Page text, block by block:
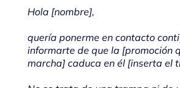
Hola [nombre],
quería ponerme en contacto
informarte de que la [promoción
marcha] caduca en él [inserta el